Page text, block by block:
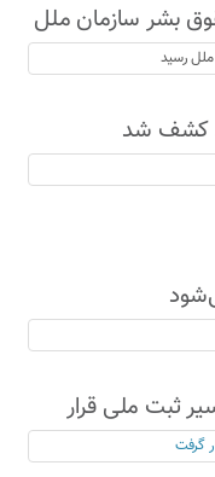
بشر سازمان ملل
در مسیر ثبت ملی قرار